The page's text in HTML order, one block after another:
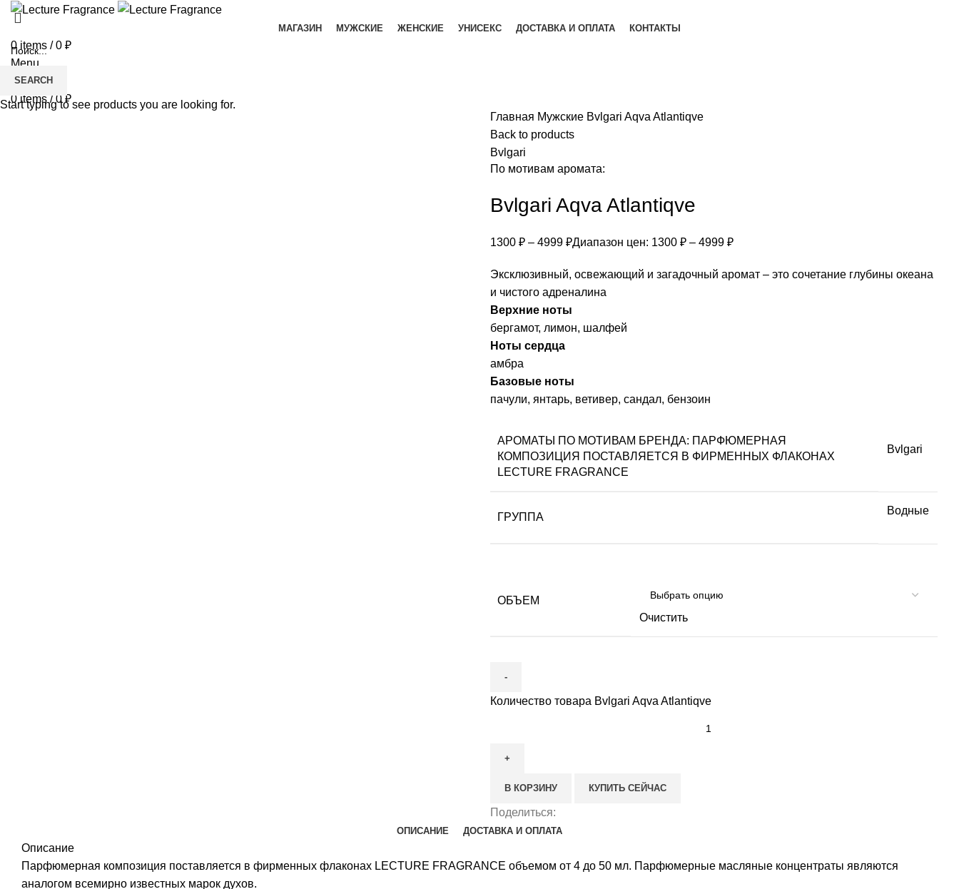
МАГАЗИН МУЖСКИЕ ЖЕНСКИЕ УНИСЕКС ДОСТАВКА И ОПЛАТА КОНТАКТЫ
0 items / 0 ₽
Menu
0 items / 0 ₽
Главная Мужские Bvlgari Aqva Atlantiqve
Back to products
Bvlgari
По мотивам аромата:
Bvlgari Aqva Atlantiqve
1300 ₽ – 4999 ₽Диапазон цен: 1300 ₽ – 4999 ₽
Эксклюзивный, освежающий и загадочный аромат – это сочетание глубины океана
и чистого адреналина
Верхние ноты
бергамот, лимон, шалфей
Ноты сердца
амбра
Базовые ноты
пачули, янтарь, ветивер, сандал, бензоин
АРОМАТЫ ПО МОТИВАМ БРЕНДА: ПАРФЮМЕРНАЯ
КОМПОЗИЦИЯ ПОСТАВЛЯЕТСЯ В ФИРМЕННЫХ ФЛАКОНАХ
LECTURE FRAGRANCE
Bvlgari
ГРУППА
Водные
ОБЪЕМ
Очистить
Количество товара Bvlgari Aqva Atlantiqve
В КОРЗИНУ КУПИТЬ СЕЙЧАС
Поделиться:
ОПИСАНИЕ ДОСТАВКА И ОПЛАТА
Описание
Парфюмерная композиция поставляется в фирменных флаконах LECTURE FRAGRANCE объемом от 4 до 50 мл. Парфюмерные масляные концентраты являются
аналогом всемирно известных марок духов.
SEARCH
Start typing to see products you are looking for.